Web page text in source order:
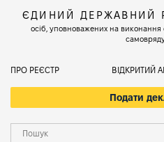
ЄДИНИЙ ДЕРЖАВНИЙ
осіб, уповноважених на
ПРО РЕЄСТР ВІДКРИТИЙ
Подати